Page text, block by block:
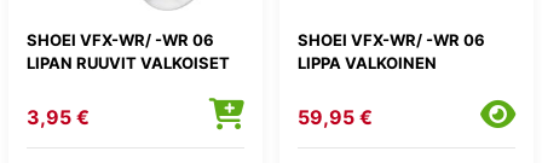
SHOEI VFX-WR/ -WR 06
LIPAN RUUVIT VALKOISET
3,95 €
SHOEI VFX-WR/ -WR 06
LIPPA VALKOINEN
59,95 €